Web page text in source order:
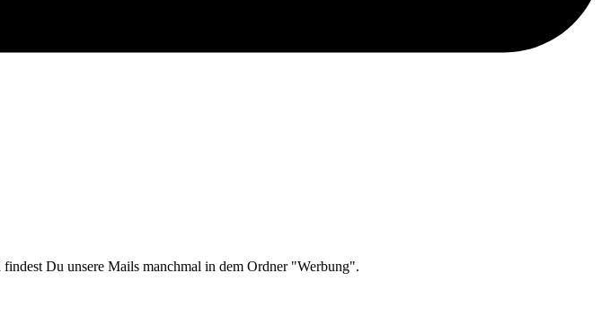
Du unsere Mails manchmal in dem Ordner "Werbung".